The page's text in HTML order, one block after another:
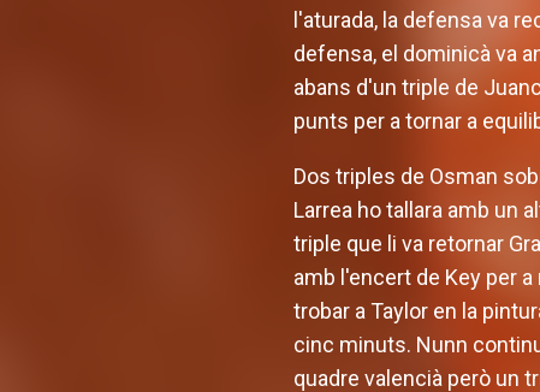
l'aturada, la defensa va
defensa, el dominicà va
abans d'un triple de
punts per a tornar a
Dos triples de Osman
Larrea ho tallara amb un
triple que li va retornar
amb l'encert de Key per
trobar a Taylor en la
cinc minuts. Nunn
quadre valencià però un